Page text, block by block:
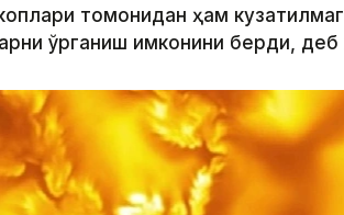
томонидан ҳам
ўрганиш имконини берди,